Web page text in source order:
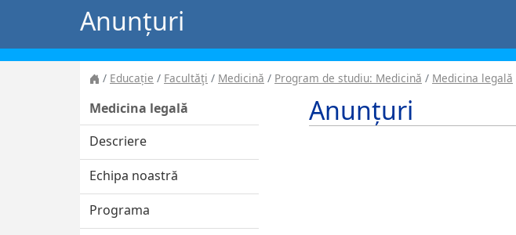
Anunțuri
Educație Facultăţi Medicină Program de studiu: Medicină Medicina legală
Medicina legală
Descriere
Echipa noastră
Programa
Anunțuri